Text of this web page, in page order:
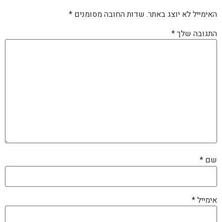
האימייל לא יוצג באתר. שדות החובה מסומנים *
התגובה שלך*
שם *
אימייל*